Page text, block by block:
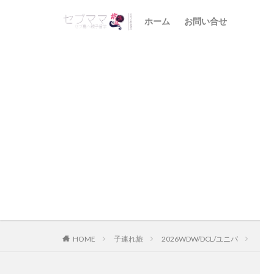
ホーム お問い合せ
HOME 子連れ旅 2026WDW/DCL/ユニバ